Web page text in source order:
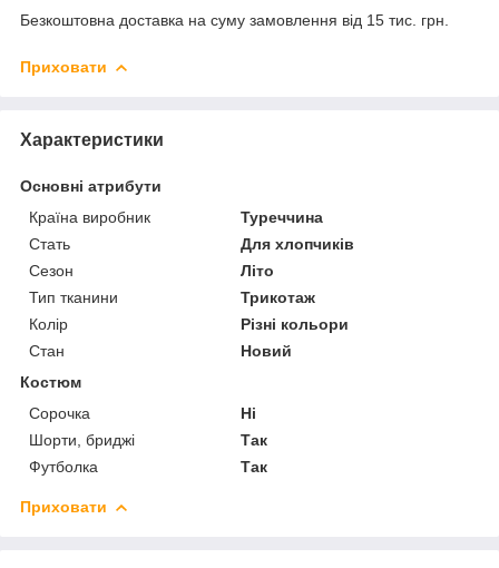
Безкоштовна доставка на суму замовлення від 15 тис. грн.
Приховати
Характеристики
Основні атрибути
Країна виробник
Туреччина
Стать
Для хлопчиків
Сезон
Літо
Тип тканини
Трикотаж
Колір
Різні кольори
Стан
Новий
Костюм
Сорочка
Ні
Шорти, бриджі
Так
Футболка
Так
Приховати